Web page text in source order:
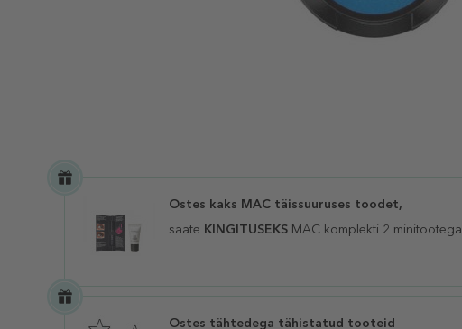
Ostes kaks MAC täissuuruses toodet,
saate KINGITUSEKS MAC komplekti 2 minitootega
Ostes tähtedega tähistatud tooteid